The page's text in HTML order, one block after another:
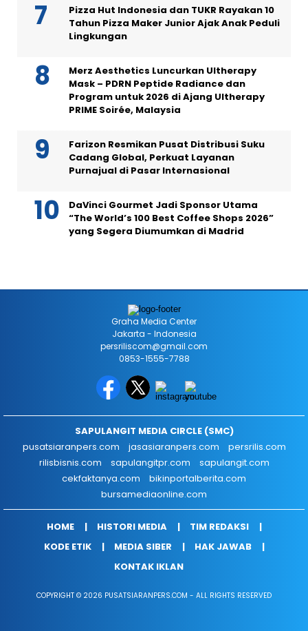
Pizza Hut Indonesia dan TUKR Rayakan 10
Tahun Pizza Maker Junior Ajak Anak Peduli
Lingkungan
Merz Aesthetics Luncurkan Ultherapy
Mask – PDRN Peptide Radiance dan
Program untuk 2026 di Ajang Ultherapy
PRIME Soirée, Malaysia
Farizon Resmikan Pusat Distribusi Suku
Cadang Global, Perkuat Layanan
Purnajual di Pasar Internasional
DaVinci Gourmet Jadi Sponsor Utama
“The World’s 100 Best Coffee Shops 2026”
yang Segera Diumumkan di Madrid
Graha Media Center
Jakarta - Indonesia
persriliscom@gmail.com
0853-1555-7788
SAPULANGIT MEDIA CIRCLE (SMC)
pusatsiaranpers.com
jasasiaranpers.com
persrilis.com
rilisbisnis.com
sapulangitpr.com
sapulangit.com
cekfaktanya.com
bikinportalberita.com
bursamediaonline.com
HOME HISTORI MEDIA
TIM REDAKSI
KODE ETIK
MEDIA SIBER
HAK JAWAB
KONTAK IKLAN
COPYRIGHT © 2026 PUSATSIARANPERS.COM - ALL RIGHTS RESERVED